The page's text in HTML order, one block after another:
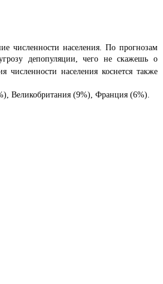
численности населения. По прогнозам
депопуляции, чего не скажешь о
населения коснется также
), Великобритания (9%), Франция (6%).